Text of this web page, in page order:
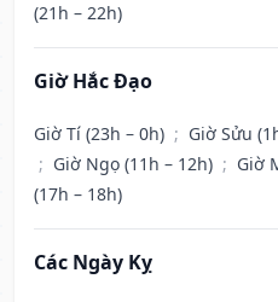
(21h – 22h)
Giờ Hắc Đạo
Giờ Tí (23h – 0h) ; Giờ Sửu
; Giờ Ngọ (11h – 12h) ; Giờ
(17h – 18h)
Các Ngày Kỵ